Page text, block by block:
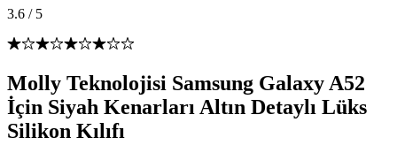
3.6 / 5
Molly Teknolojisi Samsung Galaxy A52
İçin Siyah Kenarları Altın Detaylı Lüks
Silikon Kılıfı